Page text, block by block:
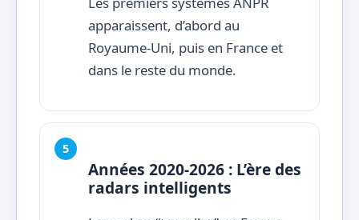
apparaissent, d’abord au
Royaume-Uni, puis en France et
dans le reste du monde.
Années 2020-2026 : L’ère des
radars intelligents